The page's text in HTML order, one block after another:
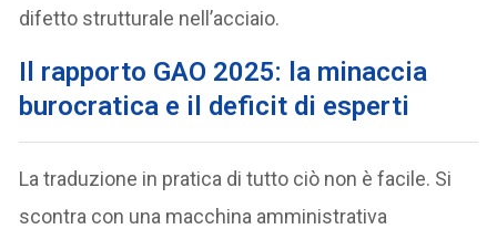
difetto strutturale nell’acciaio.
Il rapporto GAO 2025: la minaccia
burocratica e il deficit di esperti
La traduzione in pratica di tutto ciò non è facile. Si
scontra con una macchina amministrativa